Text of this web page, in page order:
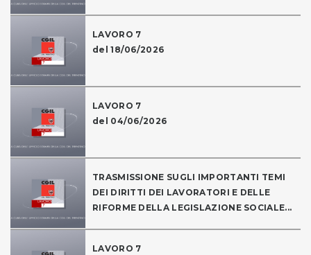
LAVORO 7
del 18/06/2026
LAVORO 7
del 04/06/2026
TRASMISSIONE SUGLI IMPORTANTI TEMI
DEI DIRITTI DEI LAVORATORI E DELLE
RIFORME DELLA LEGISLAZIONE SOCIALE...
LAVORO 7